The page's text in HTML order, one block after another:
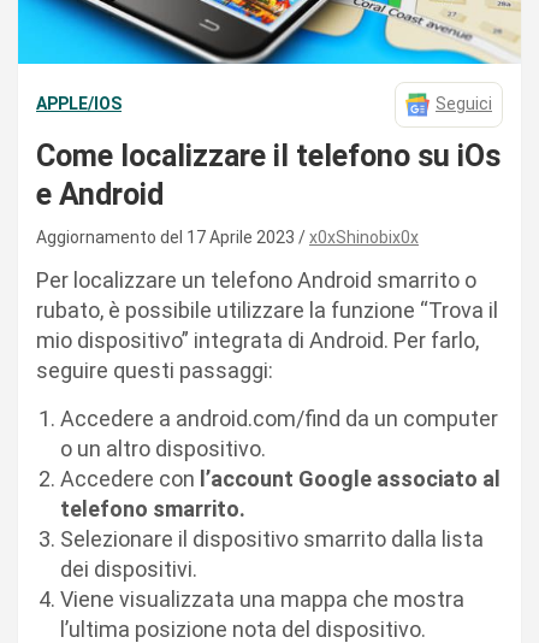
APPLE/IOS Seguici
Come localizzare il telefono su iOs
e Android
Aggiornamento del 17 Aprile 2023 x0xShinobix0x
Per localizzare un telefono Android smarrito o
rubato, è possibile utilizzare la funzione “Trova il
mio dispositivo” integrata di Android. Per farlo,
seguire questi passaggi:
Accedere a android.com/find da un computer
o un altro dispositivo.
Accedere con l’account Google associato al
telefono smarrito.
Selezionare il dispositivo smarrito dalla lista
dei dispositivi.
Viene visualizzata una mappa che mostra
l’ultima posizione nota del dispositivo.